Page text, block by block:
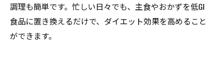
調理も簡単です。忙しい日々でも、主食やおかずを低GI
食品に置き換えるだけで、ダイエット効果を高めること
ができます。